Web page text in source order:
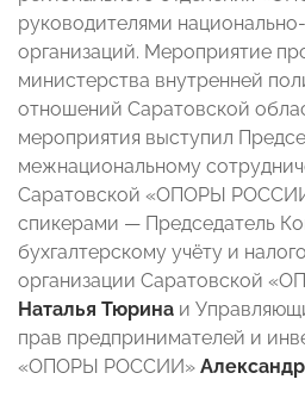
руководителями
организаций. Мероприятие
министерства внутренней
отношений Саратовской
мероприятия выступил
межнациональному
Саратовской «ОПОРЫ
спикерами — Председатель
бухгалтерскому учёту и
организации Саратовской
Наталья Тюрина и
прав предпринимателей и
«ОПОРЫ РОССИИ»